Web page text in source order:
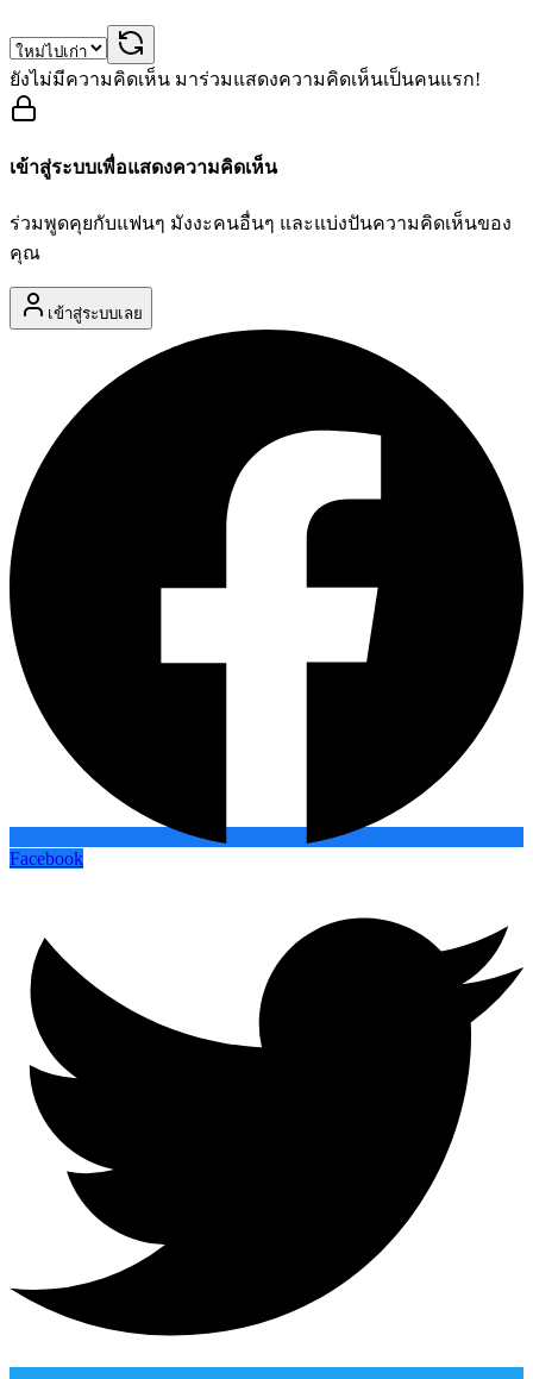
ยังไม่มีความคิดเห็น มาร่วมแสดงความคิดเห็นเป็นคนแรก!
เข้าสู่ระบบเพื่อแสดงความคิดเห็น
ร่วมพูดคุยกับแฟนๆ มังงะคนอื่นๆ และแบ่งปันความคิดเห็นของ
คุณ
เข้าสู่ระบบเลย
Facebook